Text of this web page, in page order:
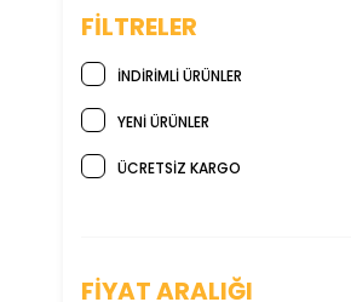
FILTRELER
İNDIRIMLI ÜRÜNLER
YENI ÜRÜNLER
ÜCRETSIZ KARGO
FIYAT ARALIĞI